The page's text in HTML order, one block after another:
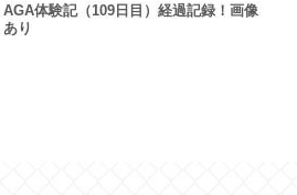
AGA体験記（109日目）経過記録！画像
あり